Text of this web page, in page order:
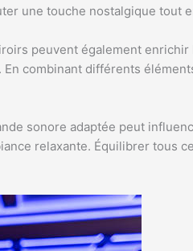
une touche nostalgique tout
peuvent également
combinant différents
sonore adaptée peut
relaxante. Équilibrer tous